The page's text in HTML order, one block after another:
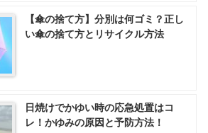
【傘の捨て方】分別は何ゴミ？正し
い傘の捨て方とリサイクル方法
日焼けでかゆい時の応急処置はコ
レ！かゆみの原因と予防方法！